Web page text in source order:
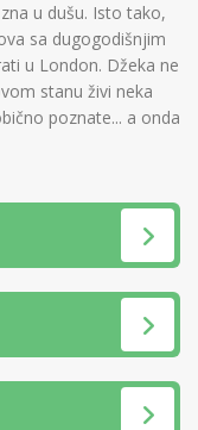
u dušu. Isto tako,
sa dugogodišnjim
u London. Džeka ne
stanu živi neka
poznate... a onda